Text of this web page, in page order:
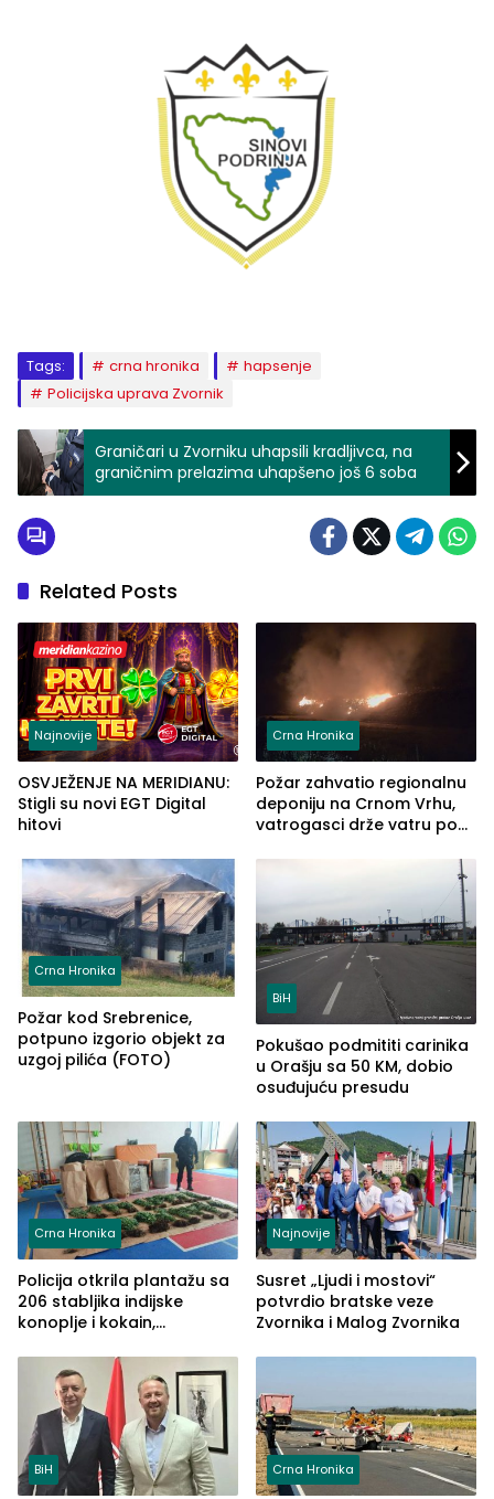
Tags: crna hronika
hapsenje
Policijska uprava Zvornik
Graničari u Zvorniku uhapsili kradljivca, na
graničnim prelazima uhapšeno još 6 soba
Related Posts
Najnovije
OSVJEŽENJE NA MERIDIANU:
Stigli su novi EGT Digital
hitovi
Crna Hronika
Požar zahvatio regionalnu
deponiju na Crnom Vrhu,
vatrogasci drže vatru pod
Crna Hronika
Požar kod Srebrenice,
potpuno izgorio objekt za
uzgoj pilića (FOTO)
BiH
Pokušao podmititi carinika
u Orašju sa 50 KM, dobio
osuđujuću presudu
Crna Hronika
Policija otkrila plantažu sa
206 stabljika indijske
konoplje i kokain,
(FOTO)
Najnovije
Susret „Ljudi i mostovi“
potvrdio bratske veze
Zvornika i Malog Zvornika
BiH Crna Hronika